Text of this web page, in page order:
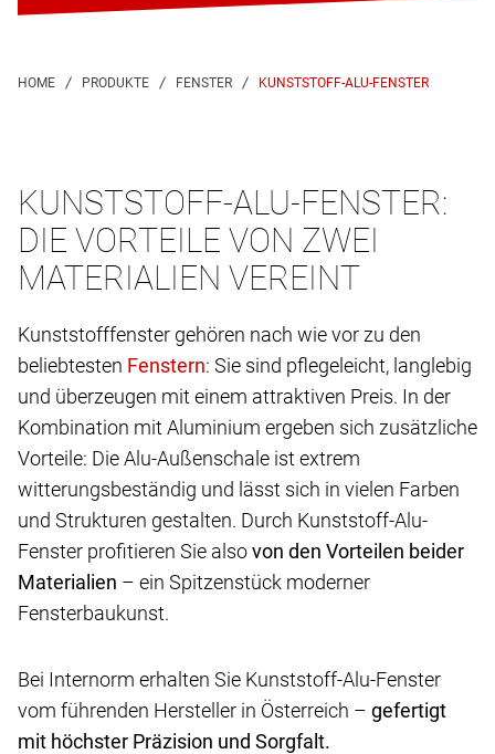
KUNSTSTOFF-ALU-FENSTER
KUNSTSTOFF-ALU-FENSTER:
DIE VORTEILE VON ZWEI
MATERIALIEN VEREINT
Kunststofffenster gehören nach wie vor zu den
beliebtesten
: Sie sind pflegeleicht, langlebig
und überzeugen mit einem attraktiven Preis. In der
Kombination mit Aluminium ergeben sich zusätzliche
Vorteile: Die Alu-Außenschale ist extrem
witterungsbeständig und lässt sich in vielen Farben
und Strukturen gestalten. Durch Kunststoff-Alu-
Fenster profitieren Sie alsovon den Vorteilen beider
Materialien – ein Spitzenstück moderner
Fensterbaukunst.
Bei Internorm erhalten Sie Kunststoff-Alu-Fenster
vom führenden Hersteller in Österreich – gefertigt
mit höchster Präzision und Sorgfalt.